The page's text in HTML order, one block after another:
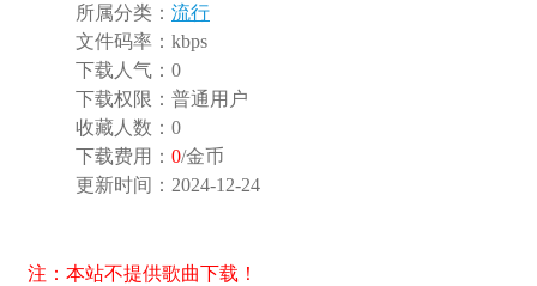
所属分类： 流行
文件码率： kbps
下载人气： 0
下载权限： 普通用户
收藏人数： 0
下载费用： 0/金币
更新时间： 2024-12-24
注：本站不提供歌曲下载！